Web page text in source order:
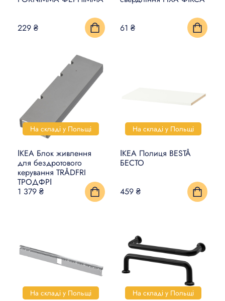
КИЛИМИ, ЦИНОВКИ ТА
ПІДЛОГИ
ПОБУТОВА ЕЛЕКТРОНІКА
ТОВАРИ ДЛЯ ТВАРИН
229 ₴ 61 ₴
На складі у Польщі
ІКЕА Блок живлення
для бездротового
керування TRÅDFRI
ТРОДФРІ
1 379 ₴
На складі у Польщі
ІКЕА Полиця BESTÅ
БЕСТО
459 ₴
На складі у Польщі На складі у Польщі